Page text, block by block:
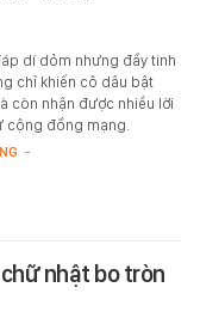
dí dỏm nhưng đầy tinh
chỉ khiến cô dâu bật
còn nhận được nhiều lời
cộng đồng mạng.
-
nhật bo tròn